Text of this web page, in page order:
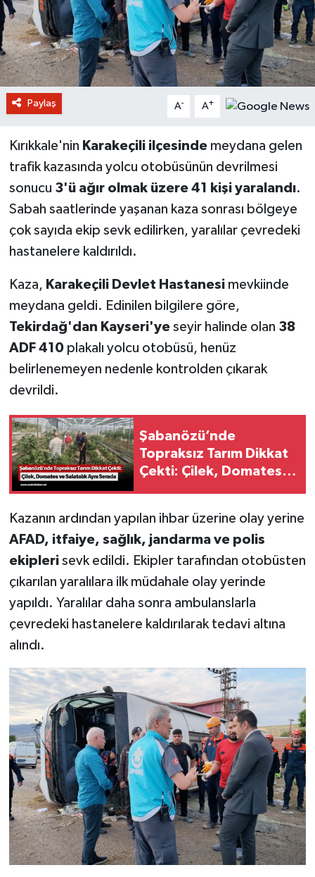
Paylaş A- A+
Kırıkkale'nin Karakeçili ilçesindemeydana gelen
trafik kazasında yolcu otobüsünün devrilmesi
sonucu 3'ü ağır olmak üzere 41 kişi yaralandı.
Sabah saatlerinde yaşanan kaza sonrası bölgeye
çok sayıda ekip sevk edilirken, yaralılar çevredeki
hastanelere kaldırıldı.
Kaza, Karakeçili Devlet Hastanesimevkiinde
meydana geldi. Edinilen bilgilere göre,
Tekirdağ'dan Kayseri'yeseyir halinde olan 38
ADF 410plakalı yolcu otobüsü, henüz
belirlenemeyen nedenle kontrolden çıkarak
devrildi.
Şabanözü’nde
Topraksız Tarım Dikkat
Çekti: Çilek, Domates
Kazanın ardından yapılan ihbar üzerine olay yerine
AFAD, itfaiye, sağlık, jandarma ve polis
ekiplerisevk edildi. Ekipler tarafından otobüsten
çıkarılan yaralılara ilk müdahale olay yerinde
yapıldı. Yaralılar daha sonra ambulanslarla
çevredeki hastanelere kaldırılarak tedavi altına
alındı.